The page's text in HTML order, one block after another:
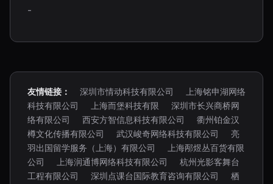
-
友情链接： 深圳市情动科技有限公司
上海铭申湖网络
科技有限公司
上海而堡科技有限
深圳市长兴商桥网
络有限公司
西安方智信息科技有限公司
衢州铂金汉
樽文化传播有限公司
武汉峻奇网络科技有限公司
亮
羽出国留学服务（上海）有限公司
上海邴煜丛百货有限
公司
上海润通博网络科技有限公司
杭州光影客舞台
工程有限公司
深圳点课台国际教育咨询有限公司
栖